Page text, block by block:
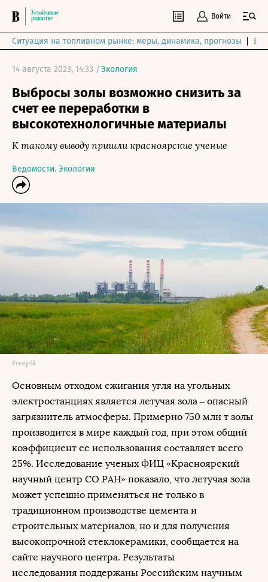
Войти
Ситуация на топливном рынке: меры, динамика, прогнозы
14 августа 2023, 14:33 /Экология
Выбросы золы возможно снизить за
счет ее переработки в
высокотехнологичные материалы
К такому выводу пришли красноярские ученые
Ведомости. Экология
Freepik
Основным отходом сжигания угля на угольных
электростанциях является летучая зола – опасный
загрязнитель атмосферы. Примерно 750 млн т золы
производится в мире каждый год, при этом общий
коэффициент ее использования составляет всего
25%. Исследование ученых ФИЦ «Красноярский
научный центр СО РАН» показало, что летучая зола
может успешно применяться не только в
традиционном производстве цемента и
строительных материалов, но и для получения
высокопрочной стеклокерамики, сообщается на
сайте научного центра. Результаты
исследования поддержаны Российским научным